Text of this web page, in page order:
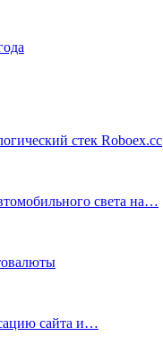
стек Roboex.cc
света на…
сайта и…